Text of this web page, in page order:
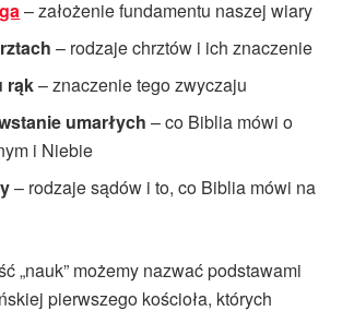
– założenie fundamentu naszej wiary
– rodzaje chrztów i ich znaczenie
rąk– znaczenie tego zwyczaju
umarłych – co Biblia mówi o
i Niebie
– rodzaje sądów i to, co Biblia mówi na
„nauk” możemy nazwać podstawami
pierwszego kościoła, których